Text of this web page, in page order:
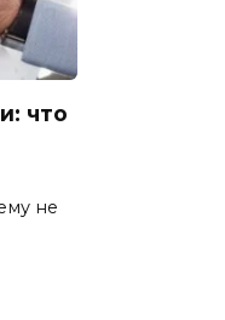
что
не